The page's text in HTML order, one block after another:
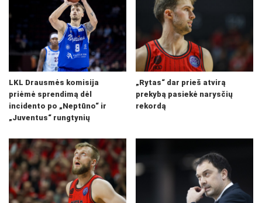
LKL Drausmės komisija
priėmė sprendimą dėl
incidento po „Neptūno“ ir
„Juventus“ rungtynių
„Rytas“ dar prieš atvirą
prekybą pasiekė narysčių
rekordą